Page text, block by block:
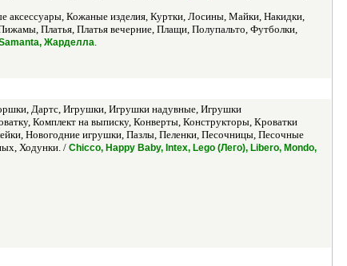
Кожаные изделия, Куртки, Лосины, Майки, Накидки,
Платья, Платья вечерние, Плащи, Полупальто, Футболки,
Жарделла.
Дартс, Игрушки, Игрушки надувные, Игрушки
Комплект на выписку, Конверты, Конструкторы, Кроватки
Новогодние игрушки, Пазлы, Пеленки, Песочницы, Песочные
Ходунки. / Chicco, Happy Baby, Intex, Lego (Лего), Libero, Mondo,